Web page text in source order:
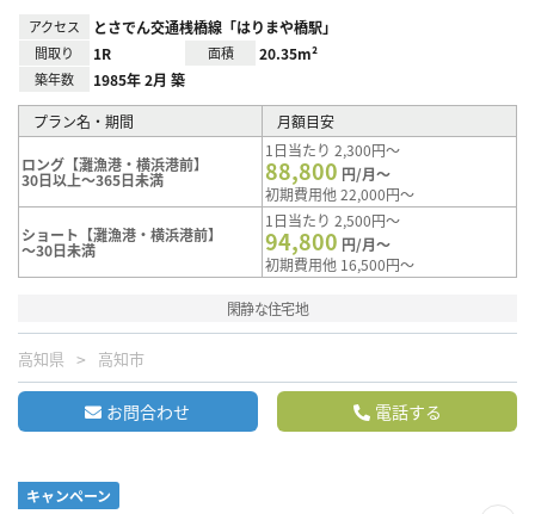
アクセス とさでん交通桟橋線「はりまや橋駅」
間取り 1R 面積 20.35m²
築年数 1985年 2月 築
プラン名・期間 月額目安
ロング【灘漁港・横浜港前】
30日以上～365日未満
1日当たり 2,300円～
88,800 円/月～
初期費用他 22,000円～
ショート【灘漁港・横浜港前】
～30日未満
1日当たり 2,500円～
94,800 円/月～
初期費用他 16,500円～
閑静な住宅地
高知県 高知市
お問合わせ 電話する
キャンペーン